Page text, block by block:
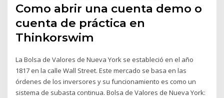
Como abrir una cuenta demo o
cuenta de práctica en
Thinkorswim
La Bolsa de Valores de Nueva York se estableció en el año
1817 en la calle Wall Street. Este mercado se basa en las
órdenes de los inversores y su funcionamiento es como un
sistema de subasta continua. Bolsa de Valores de Nueva York: